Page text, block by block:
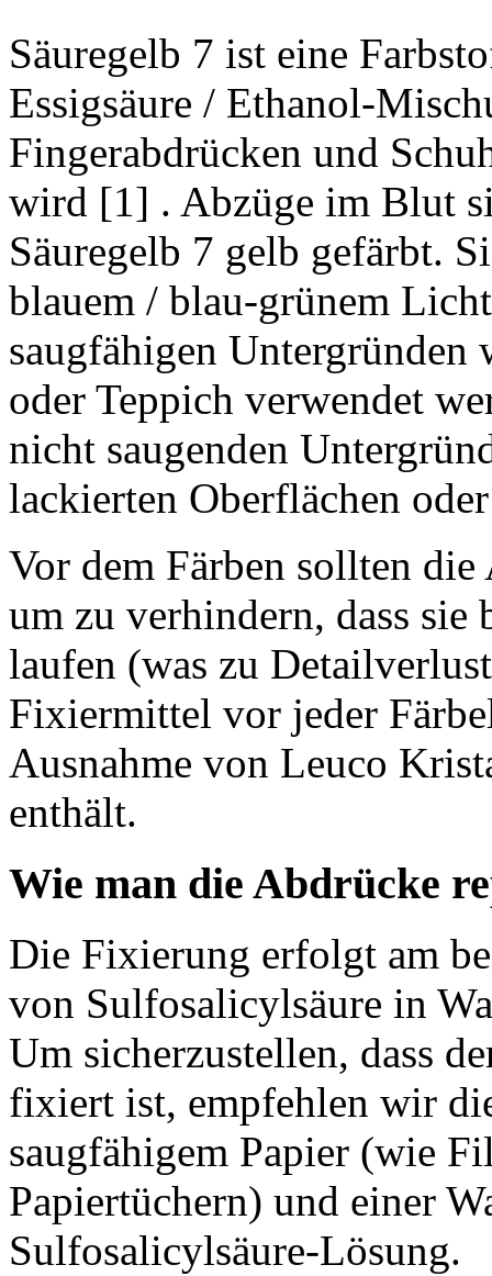
Säuregelb 7 ist eine
Essigsäure / Ethanol-
Fingerabdrücken und
wird [1] . Abzüge im Blut
Säuregelb 7 gelb gefärbt.
blauem / blau-grünem
saugfähigen Untergründen
oder Teppich verwendet
nicht saugenden
lackierten Oberflächen
Vor dem Färben sollten
um zu verhindern, dass
laufen (was zu
Fixiermittel vor jeder
Ausnahme von Leuco
enthält.
Wie man die Abdrücke
Die Fixierung erfolgt am
von Sulfosalicylsäure in
Um sicherzustellen, dass
fixiert ist, empfehlen wir
saugfähigem Papier (wie
Papiertüchern) und einer
Sulfosalicylsäure-Lösung.